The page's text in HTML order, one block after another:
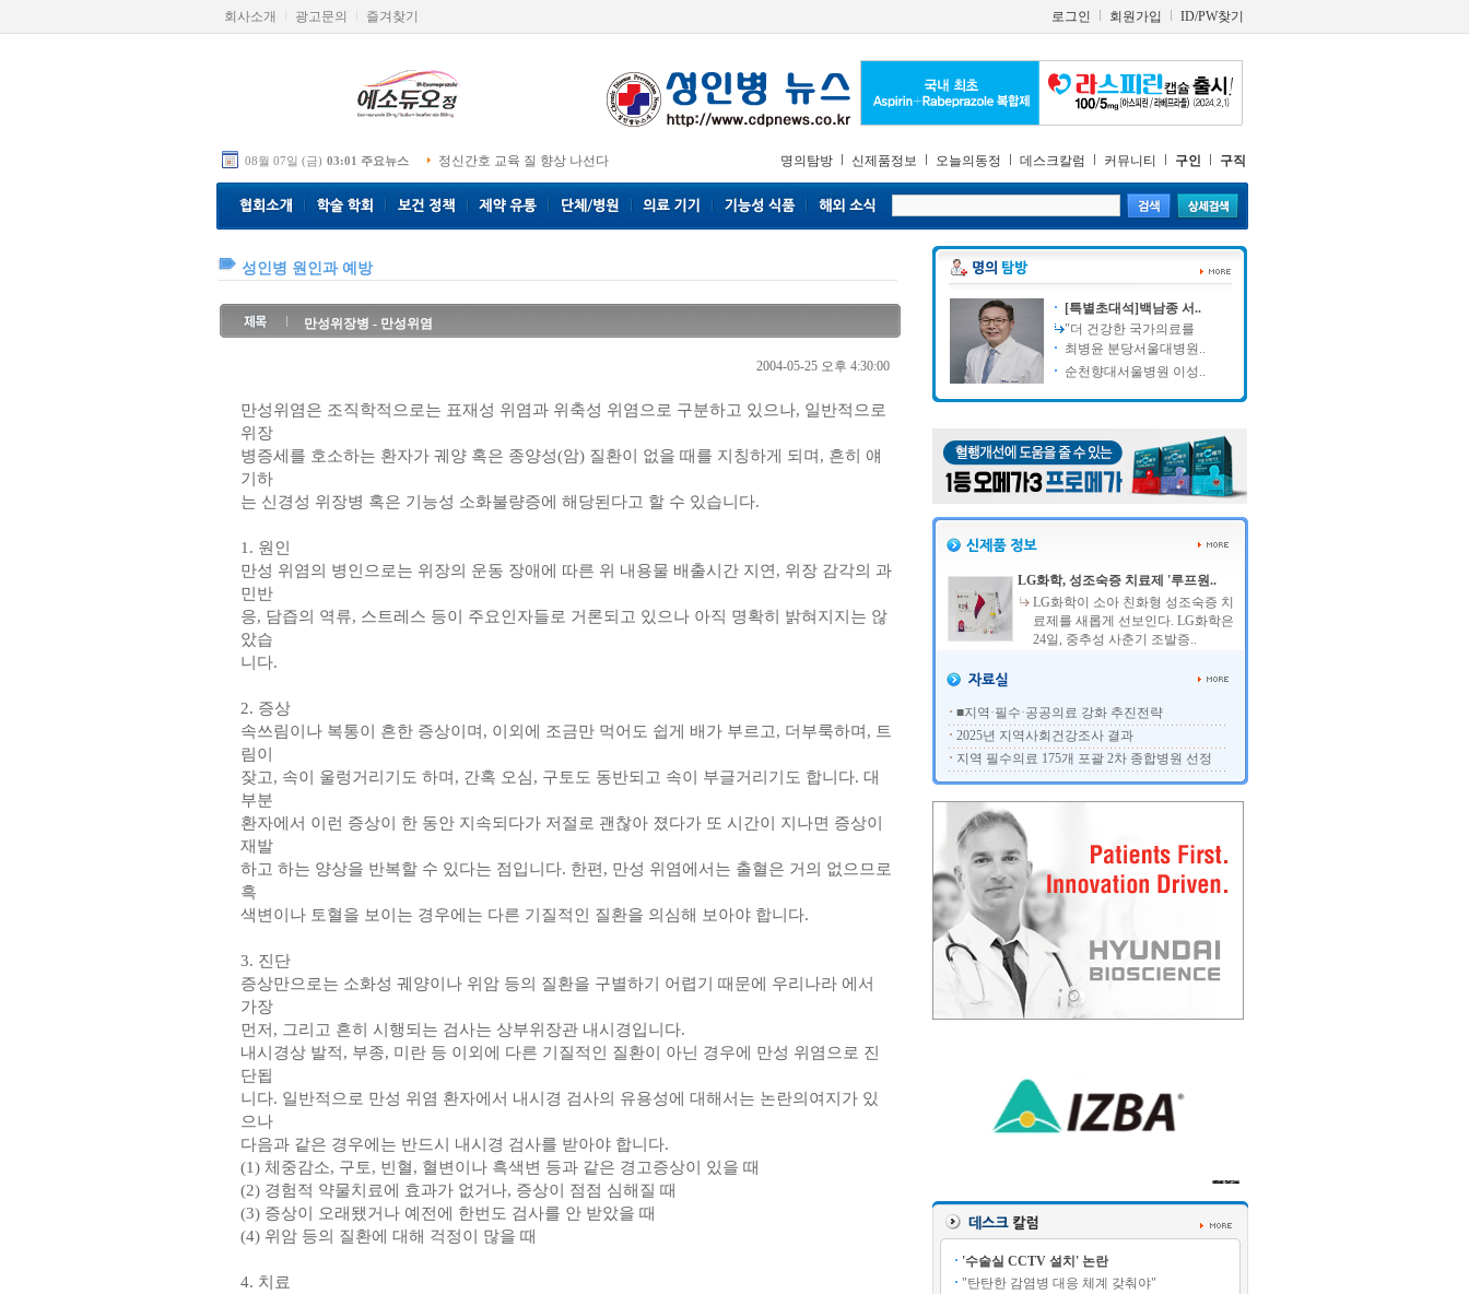
회사소개 광고문의 즐겨찾기 로그인 회원가입 ID/PW찾기
08월 07일 (금) 03:01 주요뉴스 정신간호 교육 질 향상 나선다 명의탐방 신제품정보 오늘의동정 데스크칼럼 커뮤니티 구인 구직
성인병 원인과 예방
만성위장병 - 만성위염
2004-05-25 오후 4:30:00
만성위염은 조직학적으로는 표재성 위염과 위축성 위염으로 구분하고 있으나, 일반적으로
위장
병증세를 호소하는 환자가 궤양 혹은 종양성(암) 질환이 없을 때를 지칭하게 되며, 흔히 얘
기하
는 신경성 위장병 혹은 기능성 소화불량증에 해당된다고 할 수 있습니다.
1. 원인
만성 위염의 병인으로는 위장의 운동 장애에 따른 위 내용물 배출시간 지연, 위장 감각의 과
민반
응, 담즙의 역류, 스트레스 등이 주요인자들로 거론되고 있으나 아직 명확히 밝혀지지는 않
았습
니다.
2. 증상
속쓰림이나 복통이 흔한 증상이며, 이외에 조금만 먹어도 쉽게 배가 부르고, 더부룩하며, 트
림이
잦고, 속이 울렁거리기도 하며, 간혹 오심, 구토도 동반되고 속이 부글거리기도 합니다. 대
부분
환자에서 이런 증상이 한 동안 지속되다가 저절로 괜찮아 졌다가 또 시간이 지나면 증상이
재발
하고 하는 양상을 반복할 수 있다는 점입니다. 한편, 만성 위염에서는 출혈은 거의 없으므로
흑
색변이나 토혈을 보이는 경우에는 다른 기질적인 질환을 의심해 보아야 합니다.
3. 진단
증상만으로는 소화성 궤양이나 위암 등의 질환을 구별하기 어렵기 때문에 우리나라 에서
가장
먼저, 그리고 흔히 시행되는 검사는 상부위장관 내시경입니다.
내시경상 발적, 부종, 미란 등 이외에 다른 기질적인 질환이 아닌 경우에 만성 위염으로 진
단됩
니다. 일반적으로 만성 위염 환자에서 내시경 검사의 유용성에 대해서는 논란의여지가 있
으나
다음과 같은 경우에는 반드시 내시경 검사를 받아야 합니다.
(1) 체중감소, 구토, 빈혈, 혈변이나 흑색변 등과 같은 경고증상이 있을 때
(2) 경험적 약물치료에 효과가 없거나, 증상이 점점 심해질 때
(3) 증상이 오래됐거나 예전에 한번도 검사를 안 받았을 때
(4) 위암 등의 질환에 대해 걱정이 많을 때
4. 치료
[특별초대석]백남종 서..
"더 건강한 국가의료를
최병윤 분당서울대병원..
순천향대서울병원 이성..
LG화학, 성조숙증 치료제 '루프원..
LG화학이 소아 친화형 성조숙증 치
료제를 새롭게 선보인다. LG화학은
24일, 중추성 사춘기 조발증..
■지역·필수·공공의료 강화 추진전략
2025년 지역사회건강조사 결과
지역 필수의료 175개 포괄 2차 종합병원 선정
'수술실 CCTV 설치' 논란
"탄탄한 감염병 대응 체계 갖춰야"